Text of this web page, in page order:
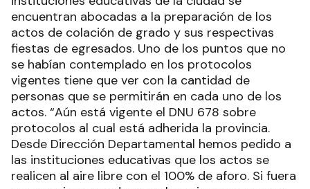
encuentran abocadas a la preparación de los
actos de colación de grado y sus respectivas
fiestas de egresados. Uno de los puntos que no
se habían contemplado en los protocolos
vigentes tiene que ver con la cantidad de
personas que se permitirán en cada uno de los
actos. “Aún está vigente el DNU 678 sobre
protocolos al cual está adherida la provincia.
Desde Dirección Departamental hemos pedido a
las instituciones educativas que los actos se
realicen al aire libre con el 100% de aforo. Si fuera